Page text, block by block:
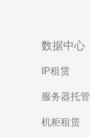
数据中心
IP租赁
服务器托管
机柜租赁